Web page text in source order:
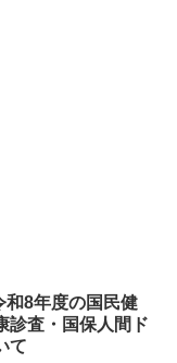
8年度の国民健
診査・国保人間ド
て